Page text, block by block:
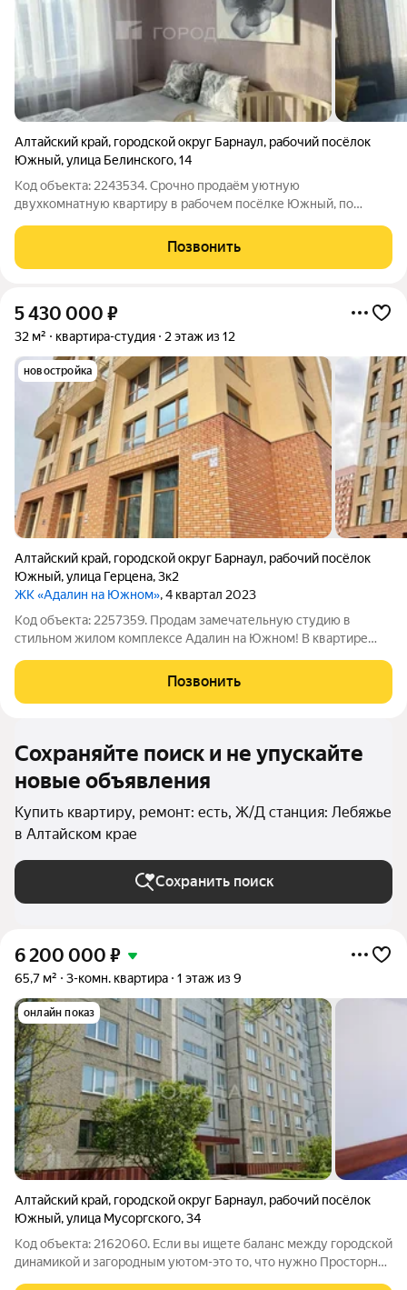
Алтайский край, городской округ Барнаул, рабочий посёлок
Южный,улица Белинского,14
Код объекта: 2243534. Срочно продаём уютную
двухкомнатную квартиру в рабочем посёлке Южный, по
кто ценит комфорт и удобство. Квартира расположена на 8
этаже девятиэтажного дома в самом центре
Позвонить
5 430 000 ₽
32 м² квартира-студия 2 этаж из 12
новостройка
Алтайский край, городской округ Барнаул, рабочий посёлок
Южный,улица Герцена,3к2
ЖК «Адалин на Южном», 4 квартал 2023
Код объекта: 2257359. Продам замечательную студию в
стильном жилом комплексе Адалин на Южном! В квартире
прихожей вместительный шкаф, сан узел с душевой кабиной!
Квартира полностью готова к
Позвонить
Сохраняйте поиск и не упускайте
новые объявления
Купить квартиру, ремонт: есть, Ж/Д станция: Лебяжье
в Алтайском крае
Сохранить поиск
6 200 000 ₽
65,7 м² 3-комн. квартира 1 этаж из 9
онлайн показ
Алтайский край, городской округ Барнаул, рабочий посёлок
Южный,улица Мусоргского,34
Код объекта: 2162060. Если вы ищете баланс между городской
динамикой и загородным уютом-это то, что нужно Просторная